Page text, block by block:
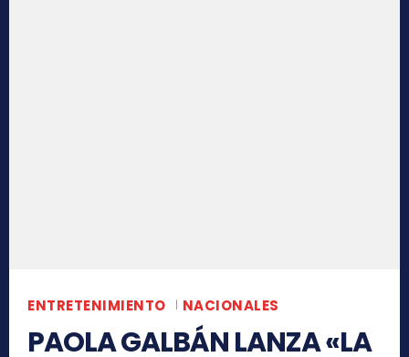
ENTRETENIMIENTO NACIONALES
PAOLA GALBÁN LANZA «LA